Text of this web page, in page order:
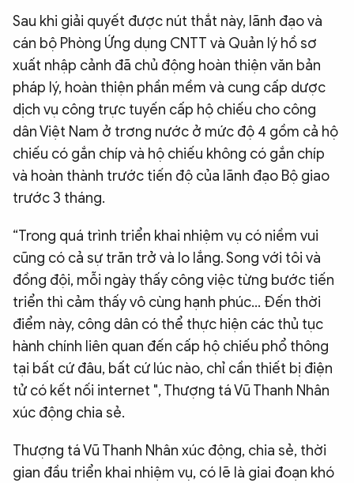
Sau khi giải quyết được nút thắt này, lãnh đạo và
cán bộ Phòng Ứng dụng CNTT và Quản lý hồ sơ
xuất nhập cảnh đã chủ động hoàn thiện văn bản
pháp lý, hoàn thiện phần mềm và cung cấp dược
dịch vụ công trực tuyến cấp hộ chiếu cho công
dân Việt Nam ở trơng nước ở mức độ 4 gồm cả hộ
chiếu có gắn chíp và hộ chiếu không có gắn chíp
và hoàn thành trước tiến độ của lãnh đạo Bộ giao
trước 3 tháng.
“Trong quá trình triển khai nhiệm vụ có niềm vui
cũng có cả sự trăn trở và lo lắng. Song với tôi và
đồng đội, mỗi ngày thấy công việc từng bước tiến
triển thì cảm thấy vô cùng hạnh phúc… Đến thời
điểm này, công dân có thể thực hiện các thủ tục
hành chính liên quan đến cấp hộ chiếu phổ thông
tại bất cứ đâu, bất cứ lúc nào, chỉ cần thiết bị điện
tử có kết nối internet ", Thượng tá Vũ Thanh Nhân
xúc động chia sẻ.
Thượng tá Vũ Thanh Nhân xúc động, chia sẻ, thời
gian đầu triển khai nhiệm vụ, có lẽ là giai đoạn khó